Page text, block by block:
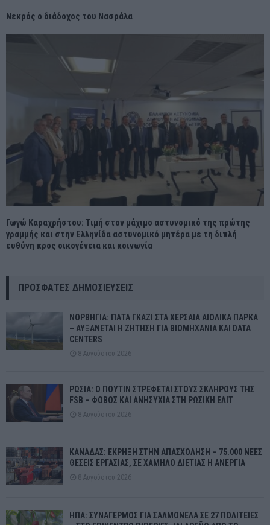
Νεκρός ο διάδοχος του Νασράλα
Γωγώ Καραχρήστου: Τιμή στον μάχιμο αστυνομικό της πρώτης
γραμμής και στην Ελληνίδα αστυνομικό μητέρα με τη διπλή
ευθύνη προς οικογένεια και κοινωνία
ΠΡΌΣΦΑΤΕΣ ΔΗΜΟΣΙΕΎΣΕΙΣ
ΝΟΡΒΗΓΙΑ: ΠΑΤΑ ΓΚΑΖΙ ΣΤΑ ΧΕΡΣΑΙΑ ΑΙΟΛΙΚΑ ΠΑΡΚΑ
– ΑΥΞΑΝΕΤΑΙ Η ΖΗΤΗΣΗ ΓΙΑ ΒΙΟΜΗΧΑΝΙΑ ΚΑΙ DATA
CENTERS
8 Αυγούστου 2026
ΡΩΣΙΑ: Ο ΠΟΥΤΙΝ ΣΤΡΕΦΕΤΑΙ ΣΤΟΥΣ ΣΚΛΗΡΟΥΣ ΤΗΣ
FSB – ΦΟΒΟΣ ΚΑΙ ΑΝΗΣΥΧΙΑ ΣΤΗ ΡΩΣΙΚΗ ΕΛΙΤ
8 Αυγούστου 2026
ΚΑΝΑΔΑΣ: ΕΚΡΗΞΗ ΣΤΗΝ ΑΠΑΣΧΟΛΗΣΗ – 75.000 ΝΕΕΣ
ΘΕΣΕΙΣ ΕΡΓΑΣΙΑΣ, ΣΕ ΧΑΜΗΛΟ ΔΙΕΤΙΑΣ Η ΑΝΕΡΓΙΑ
8 Αυγούστου 2026
ΗΠΑ: ΣΥΝΑΓΕΡΜΟΣ ΓΙΑ ΣΑΛΜΟΝΕΛΑ ΣΕ 27 ΠΟΛΙΤΕΙΕΣ